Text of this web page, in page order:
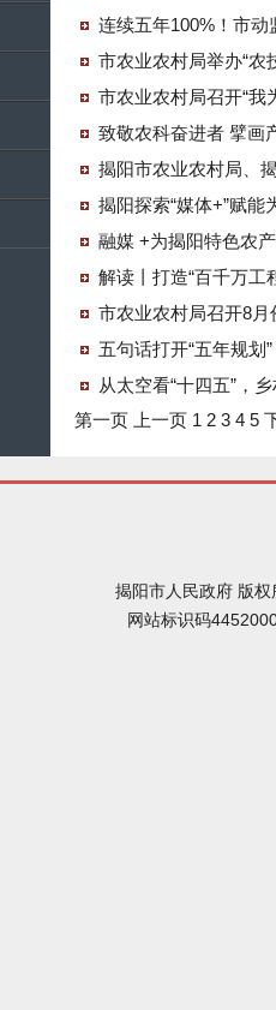
连续五年100%！市
市农业农村局举办“农
市农业农村局召开“我
致敬农科奋进者 擘
揭阳市农业农村局、
揭阳探索“媒体+”赋能
融媒 +为揭阳特色农
解读丨打造“百千万工
市农业农村局召开8月
五句话打开“五年规划”
从太空看“十四五”，
第一页
上一页 1 2 3 4 5
揭阳市人民政府 版
网站标识码